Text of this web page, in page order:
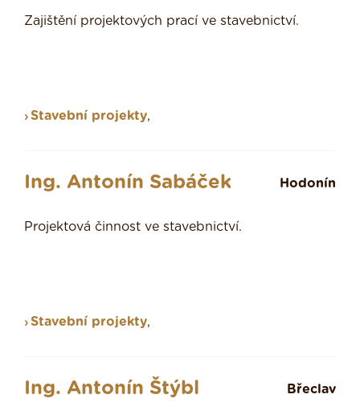
Zajištění projektových prací ve stavebnictví.
Stavební projekty,
Ing. Antonín Sabáček Hodonín
Projektová činnost ve stavebnictví.
Stavební projekty,
Ing. Antonín Štýbl Břeclav